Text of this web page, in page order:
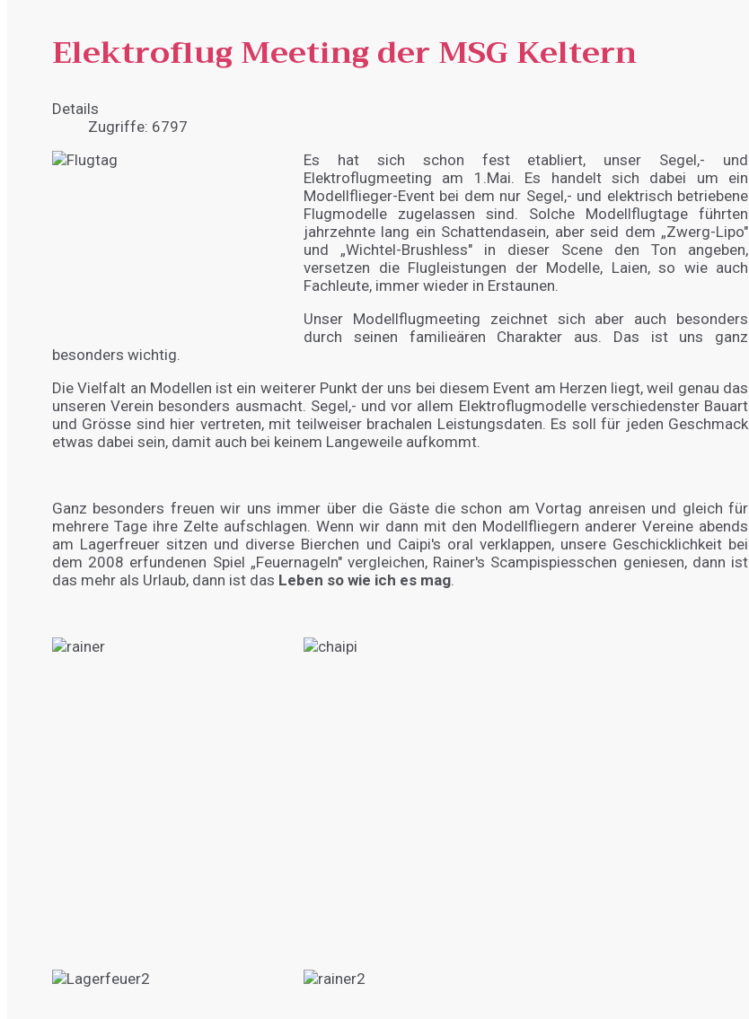
Elektroflug Meeting der MSG Keltern
Details
Zugriffe: 6797
Es hat sich schon fest etabliert, unser Segel,- und
Elektroflugmeeting am 1.Mai. Es handelt sich dabei um ein
Modellflieger-Event bei dem nur Segel,- und elektrisch betriebene
Flugmodelle zugelassen sind. Solche Modellflugtage führten
jahrzehnte lang ein Schattendasein, aber seid dem „Zwerg-Lipo"
und „Wichtel-Brushless" in dieser Scene den Ton angeben,
versetzen die Flugleistungen der Modelle, Laien, so wie auch
Fachleute, immer wieder in Erstaunen.
Unser Modellflugmeeting zeichnet sich aber auch besonders
durch seinen familieären Charakter aus. Das ist uns ganz
besonders wichtig.
Die Vielfalt an Modellen ist ein weiterer Punkt der uns bei diesem Event am Herzen liegt, weil genau das
unseren Verein besonders ausmacht. Segel,- und vor allem Elektroflugmodelle verschiedenster Bauart
und Grösse sind hier vertreten, mit teilweiser brachalen Leistungsdaten. Es soll für jeden Geschmack
etwas dabei sein, damit auch bei keinem Langeweile aufkommt.
Ganz besonders freuen wir uns immer über die Gäste die schon am Vortag anreisen und gleich für
mehrere Tage ihre Zelte aufschlagen. Wenn wir dann mit den Modellfliegern anderer Vereine abends
am Lagerfreuer sitzen und diverse Bierchen und Caipi's oral verklappen, unsere Geschicklichkeit bei
dem 2008 erfundenen Spiel „Feuernageln" vergleichen, Rainer's Scampispiesschen geniesen, dann ist
das mehr als Urlaub, dann ist das Leben so wie ich es mag